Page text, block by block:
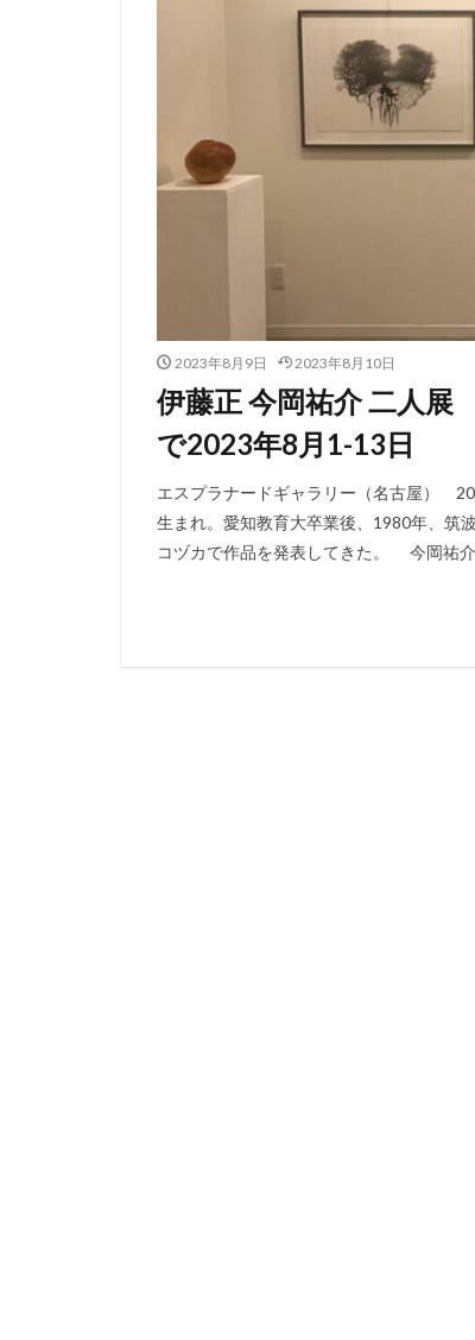
2023年8月9日 2023年8月10日
伊藤正 今岡祐介 二人
で2023年8月1-13日
エスプラナードギャラリー（名古屋）
生まれ。愛知教育大卒業後、1980年、筑
コヅカで作品を発表してきた。 今岡祐